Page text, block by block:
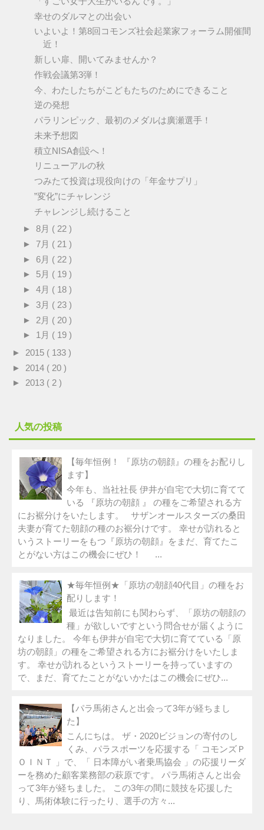
幸せのダルマとの出会い
いよいよ！第8回コモンズ社会起業家フォーラム開催間
近！
新しい扉、開いてみませんか？
作戦会議第3弾！
今、わたしたちがこどもたちのためにできること
逆の発想
パラリンピック、最初のメダルは廣瀬選手！
未来予想図
積立NISA創設へ！
リニューアルの秋
つみたて投資は現役向けの「年金サプリ」
”変化”にチャレンジ
チャレンジし続けること
► 8月 ( 22 )
► 7月 ( 21 )
► 6月 ( 22 )
► 5月 ( 19 )
► 4月 ( 18 )
► 3月 ( 23 )
► 2月 ( 20 )
► 1月 ( 19 )
► 2015 ( 133 )
► 2014 ( 20 )
► 2013 ( 2 )
人気の投稿
【毎年恒例！ 『原坊の朝顔』の種をお配りし
ます】
今年も、当社社長 伊井が自宅で大切に育てて
いる 『原坊の朝顔 』 の種をご希望される方
にお裾分けをいたします。 サザンオールスターズの桑田
夫妻が育てた朝顔の種のお裾分けです。 幸せが訪れると
いうストーリーをもつ『原坊の朝顔』をまだ、育てたこ
とがない方はこの機会にぜひ！ ...
★毎年恒例★「原坊の朝顔40代目」の種をお
配りします！
最近は告知前にも関わらず、「原坊の朝顔の
種」が欲しいですという問合せが届くように
なりました。 今年も伊井が自宅で大切に育てている「原
坊の朝顔」の種をご希望される方にお裾分けをいたしま
す。 幸せが訪れるというストーリーを持っていますの
で、まだ、育てたことがないかたはこの機会にぜひ...
【パラ馬術さんと出会って3年が経ちまし
た】
こんにちは。 ザ・2020ビジョンの寄付のし
くみ、パラスポーツを応援する「 コモンズＰ
ＯＩＮＴ 」で、「 日本障がい者乗馬協会 」の応援リーダ
ーを務めた顧客業務部の萩原です。 パラ馬術さんと出会
って3年が経ちました。 この3年の間に競技を応援した
り、馬術体験に行ったり、選手の方々...